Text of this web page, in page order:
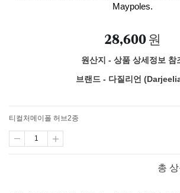
Maypoles.
28,600원
원산지 - 상품 상세정보 참
브랜드 - 다질리언
티컬처메이폴 허브2종
총